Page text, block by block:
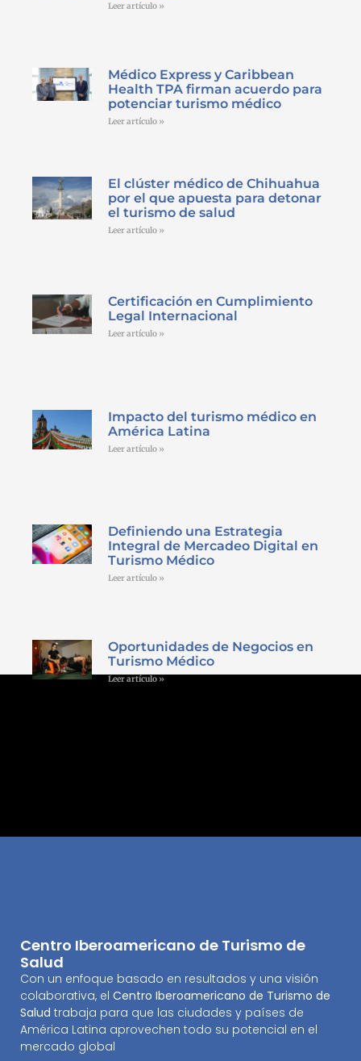
Leer artículo »
Médico Express y Caribbean
Health TPA firman acuerdo para
potenciar turismo médico
Leer artículo »
El clúster médico de Chihuahua
por el que apuesta para detonar
el turismo de salud
Leer artículo »
Certificación en Cumplimiento
Legal Internacional
Leer artículo »
Impacto del turismo médico en
América Latina
Leer artículo »
Definiendo una Estrategia
Integral de Mercadeo Digital en
Turismo Médico
Leer artículo »
Oportunidades de Negocios en
Turismo Médico
Leer artículo »
Centro Iberoamericano de Turismo de
Salud
Con un enfoque basado en resultados y una visión
colaborativa, el Centro Iberoamericano de Turismo de
Salud trabaja para que las ciudades y países de
América Latina aprovechen todo su potencial en el
mercado global